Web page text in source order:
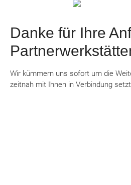
Danke für Ihre
Wir kümmern uns sofort um die
zeitnah mit Ihnen in Verbindung